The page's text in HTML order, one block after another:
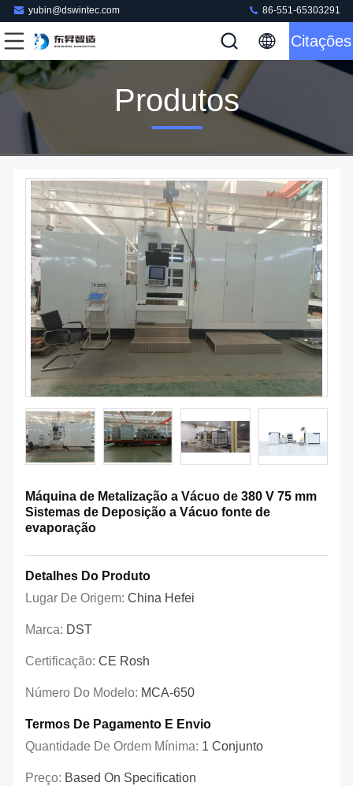
yubin@dswintec.com 86-551-65303291
Citações
Produtos
Máquina de Metalização a Vácuo de 380 V 75 mm
Sistemas de Deposição a Vácuo fonte de
evaporação
Detalhes Do Produto
Lugar De Origem: China Hefei
Marca: DST
Certificação: CE Rosh
Número Do Modelo: MCA-650
Termos De Pagamento E Envio
Quantidade De Ordem Mínima: 1 Conjunto
Preço: Based On Specification